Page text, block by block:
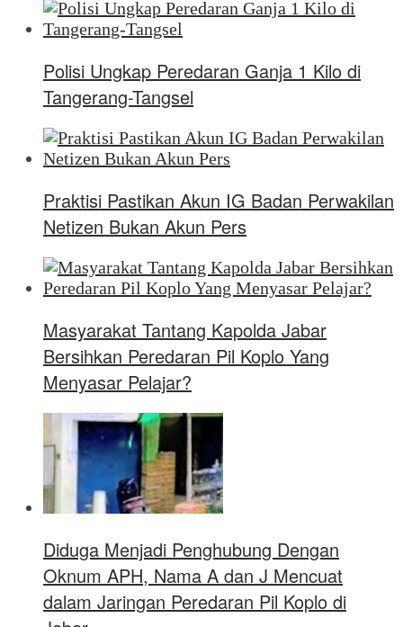
Polisi Ungkap Peredaran Ganja 1 Kilo di
Tangerang-Tangsel
Praktisi Pastikan Akun IG Badan Perwakilan
Netizen Bukan Akun Pers
Masyarakat Tantang Kapolda Jabar
Bersihkan Peredaran Pil Koplo Yang
Menyasar Pelajar?
Diduga Menjadi Penghubung Dengan
Oknum APH, Nama A dan J Mencuat
dalam Jaringan Peredaran Pil Koplo di